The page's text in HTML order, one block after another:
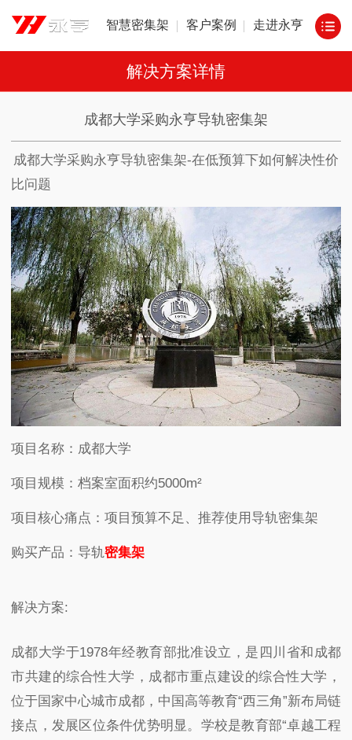
智慧密集架 客户案例 走进永亨
解决方案详情
成都大学采购永亨导轨密集架
成都大学采购永亨导轨密集架-在低预算下如何解决性价
比问题
项目名称：成都大学
项目规模：档案室面积约5000m²
项目核心痛点：项目预算不足、推荐使用导轨密集架
购买产品：导轨密集架
解决方案:
成都大学于1978年经教育部批准设立，是四川省和成都
市共建的综合性大学，成都市重点建设的综合性大学，
位于国家中心城市成都，中国高等教育“西三角”新布局链
接点，发展区位条件优势明显。学校是教育部“卓越工程